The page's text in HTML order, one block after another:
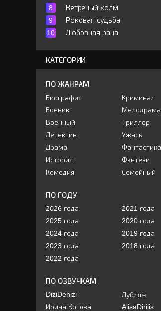
Ветреный холм
Роковая судьба
Любовная рана
КАТЕГОРИИ
ПО ЖАНРАМ
Биография
Боевик
Военный
Детектив
Драма
История
Комедия
Криминал
Мелодрама
Триллер
Ужасы
Фантастика
Фэнтези
Семейный
ПО ГОДУ
2026 года
2025 года
2024 года
2023 года
2022 года
2021 года
2020 года
2019 года
2018 года
ПО ОЗВУЧКАМ
DiziDenizi
Ирина Котова
Дубляж
AlisaDirilis